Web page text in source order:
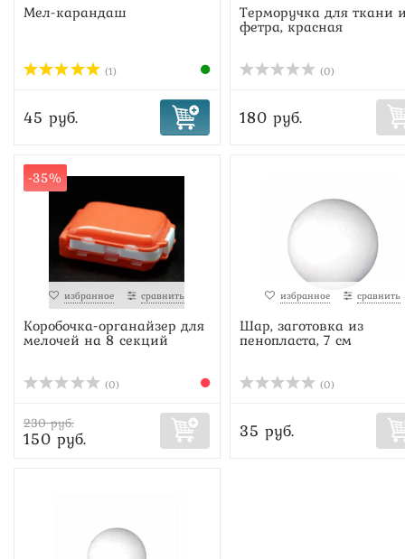
Мел-карандаш
(1)
45 руб.
Терморучка для ткани
фетра, красная
(0)
180 руб.
-35%
избранное сравнить
Коробочка-органайзер для
мелочей на 8 секций
(0)
230 руб.
150 руб.
избранное сравнить
Шар, заготовка из
пенопласта, 7 см
(0)
35 руб.